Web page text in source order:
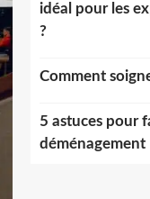
idéal pour les
?
Comment
5 astuces pour
déménagement